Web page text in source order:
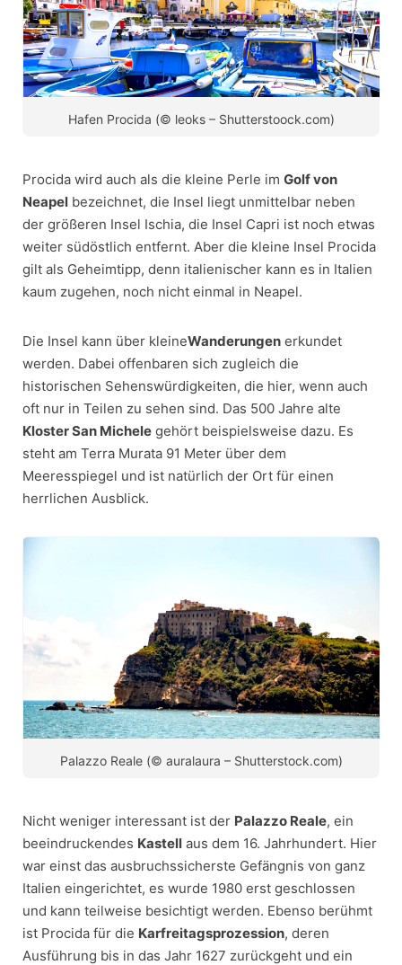
Hafen Procida (© leoks – Shutterstoock.com)
Procida wird auch als die kleine Perle im Golf von
Neapel bezeichnet, die Insel liegt unmittelbar neben
der größeren Insel Ischia, die Insel Capri ist noch etwas
weiter südöstlich entfernt. Aber die kleine Insel Procida
gilt als Geheimtipp, denn italienischer kann es in Italien
kaum zugehen, noch nicht einmal in Neapel.
Die Insel kann über kleineWanderungen erkundet
werden. Dabei offenbaren sich zugleich die
historischen Sehenswürdigkeiten, die hier, wenn auch
oft nur in Teilen zu sehen sind. Das 500 Jahre alte
Kloster San Michele gehört beispielsweise dazu. Es
steht am Terra Murata 91 Meter über dem
Meeresspiegel und ist natürlich der Ort für einen
herrlichen Ausblick.
Palazzo Reale (© auralaura – Shutterstock.com)
Nicht weniger interessant ist der Palazzo Reale, ein
beeindruckendes Kastell aus dem 16. Jahrhundert. Hier
war einst das ausbruchssicherste Gefängnis von ganz
Italien eingerichtet, es wurde 1980 erst geschlossen
und kann teilweise besichtigt werden. Ebenso berühmt
ist Procida für die Karfreitagsprozession, deren
Ausführung bis in das Jahr 1627 zurückgeht und ein